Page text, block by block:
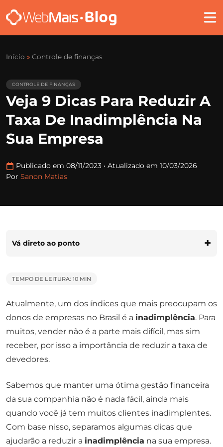
Início » Controle de finanças
CONTROLE DE FINANÇAS
Veja 9 Dicas Para Reduzir A
Taxa De Inadimplência Na
Sua Empresa
Publicado em 08/11/2023 • Atualizado em 10/03/2026
Por Sanon Matias
Vá direto ao ponto
TEMPO DE LEITURA: 10 MIN
Atualmente, um dos índices que mais preocupam os
donos de empresas no Brasil é a inadimplência. Para
muitos, vender não é a parte mais difícil, mas sim
receber, por isso a importância de reduzir a taxa de
devedores.
Sabemos que manter uma ótima gestão financeira
da sua companhia não é nada fácil, ainda mais
quando você já tem muitos clientes inadimplentes.
Com base nisso, separamos algumas dicas que
ajudarão a reduzir a inadimplência na sua empresa.